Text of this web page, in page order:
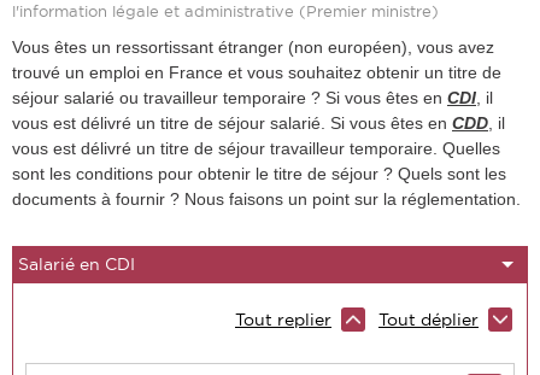
l'information légale et administrative (Premier ministre)
Vous êtes un ressortissant étranger (non européen), vous avez
trouvé un emploi en France et vous souhaitez obtenir un titre de
séjour salarié ou travailleur temporaire ? Si vous êtes en CDI , il
vous est délivré un titre de séjour salarié. Si vous êtes en CDD , il
vous est délivré un titre de séjour travailleur temporaire. Quelles
sont les conditions pour obtenir le titre de séjour ? Quels sont les
documents à fournir ? Nous faisons un point sur la réglementation.
Tout replier Tout déplier